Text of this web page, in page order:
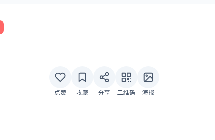
点赞 收藏 分享 二维码 海报